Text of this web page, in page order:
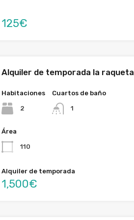
125€
Alquiler de temporada la raqueta
Habitaciones
2
Cuartos de baño
1
Área
110
Alquiler de temporada
1,500€